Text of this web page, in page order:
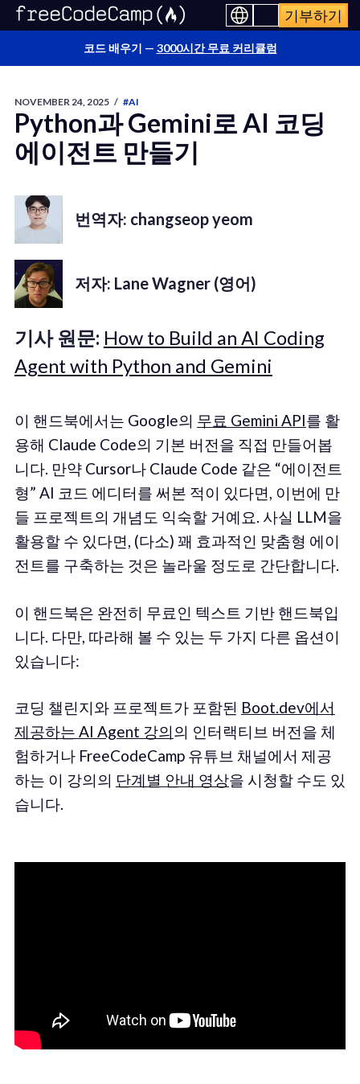
기부하기
코드 배우기 — 3000시간 무료 커리큘럼
NOVEMBER 24, 2025 / #AI
Python과 Gemini로 AI 코딩
에이전트 만들기
번역자: changseop yeom
저자: Lane Wagner (영어)
기사 원문: How to Build an AI Coding
Agent with Python and Gemini
이 핸드북에서는 Google의 무료 Gemini API를 활
용해 Claude Code의 기본 버전을 직접 만들어봅
니다. 만약 Cursor나 Claude Code 같은 “에이전트
형” AI 코드 에디터를 써본 적이 있다면, 이번에 만
들 프로젝트의 개념도 익숙할 거예요. 사실 LLM을
활용할 수 있다면, (다소) 꽤 효과적인 맞춤형 에이
전트를 구축하는 것은 놀라울 정도로 간단합니다.
이 핸드북은 완전히 무료인 텍스트 기반 핸드북입
니다. 다만, 따라해 볼 수 있는 두 가지 다른 옵션이
있습니다:
코딩 챌린지와 프로젝트가 포함된 Boot.dev에서
제공하는 AI Agent 강의의 인터랙티브 버전을 체
험하거나 FreeCodeCamp 유튜브 채널에서 제공
하는 이 강의의 단계별 안내 영상을 시청할 수도 있
습니다.